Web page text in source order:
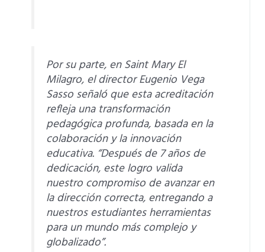
Por su parte, en Saint Mary El
Milagro, el director Eugenio Vega
Sasso señaló que esta acreditación
refleja una transformación
pedagógica profunda, basada en la
colaboración y la innovación
educativa. “Después de 7 años de
dedicación, este logro valida
nuestro compromiso de avanzar en
la dirección correcta, entregando a
nuestros estudiantes herramientas
para un mundo más complejo y
globalizado”.